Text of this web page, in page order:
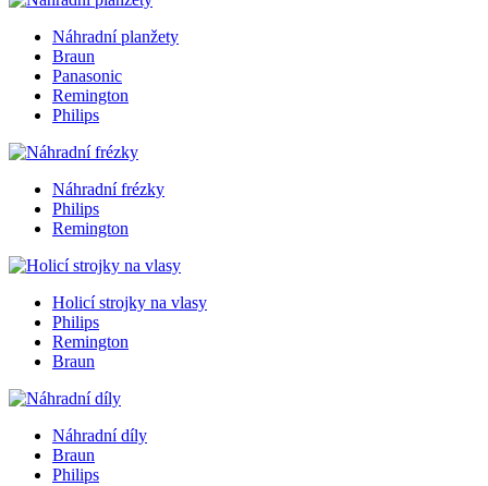
Náhradní planžety
Braun
Panasonic
Remington
Philips
Náhradní frézky
Philips
Remington
Holicí strojky na vlasy
Philips
Remington
Braun
Náhradní díly
Braun
Philips